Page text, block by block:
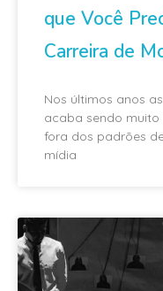
que Você
Carreira de
Nos últimos anos
acaba sendo
fora dos padrões
mídia